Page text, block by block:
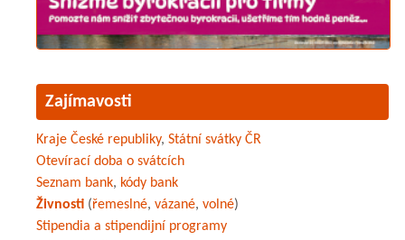
Zajímavosti
Kraje České republiky, Státní svátky ČR
Otevírací doba o svátcích
Seznam bank, kódy bank
Živnosti (řemeslné, vázané, volné)
Stipendia a stipendijní programy